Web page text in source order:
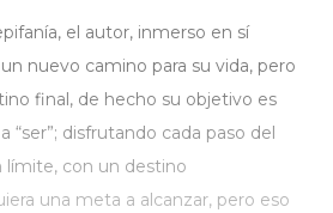
el autor, inmerso en sí
nuevo camino para su vida, pero
final, de hecho su objetivo es
“ser”; disfrutando cada paso del
límite, con un destino
una meta a alcanzar, pero eso